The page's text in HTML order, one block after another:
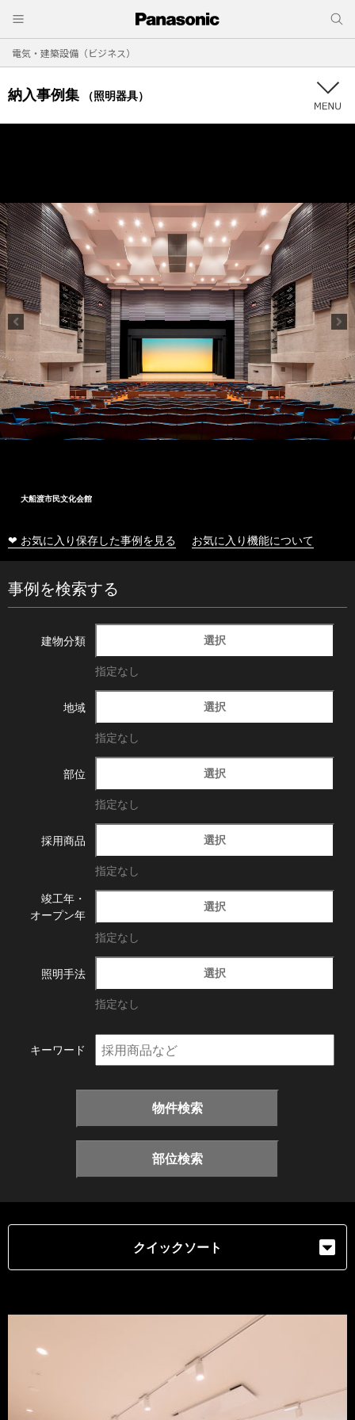
電気・建築設備（ビジネス）
納入事例集 （照明器具）
大船渡市民文化会館
❤ お気に入り保存した事例を見る お気に入り機能について
事例を検索する
建物分類 選択
指定なし
地域 選択
指定なし
部位 選択
指定なし
採用商品 選択
指定なし
竣工年・
オープン年
選択
指定なし
照明手法 選択
指定なし
キーワード
物件検索
部位検索
クイックソート